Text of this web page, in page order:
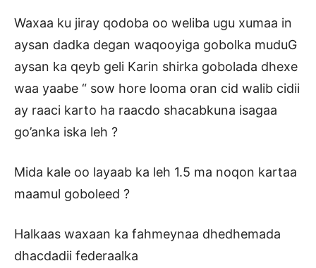
Waxaa ku jiray qodoba oo weliba ugu xumaa in
aysan dadka degan waqooyiga gobolka muduG
aysan ka qeyb geli Karin shirka gobolada dhexe
waa yaabe “ sow hore looma oran cid walib cidii
ay raaci karto ha raacdo shacabkuna isagaa
go’anka iska leh ?
Mida kale oo layaab ka leh 1.5 ma noqon kartaa
maamul goboleed ?
Halkaas waxaan ka fahmeynaa dhedhemada
dhacdadii federaalka